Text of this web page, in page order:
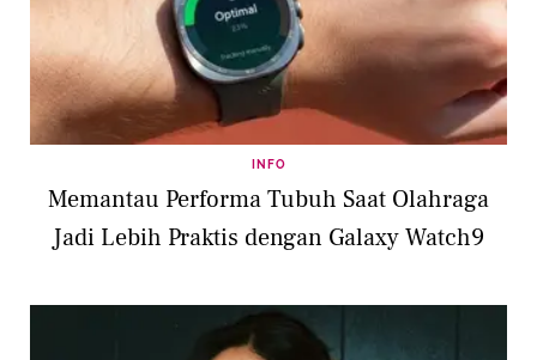
INFO
Memantau Performa Tubuh Saat Olahraga
Jadi Lebih Praktis dengan Galaxy Watch9